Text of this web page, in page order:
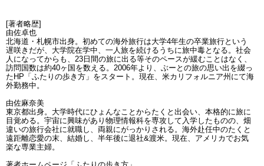
[著者略歴]
由佐卓也
北海道・札幌市出身。初めての海外旅行は大学4年生の卒業旅行という
遅咲きだが、大学院在学中、一人旅を続けるうちに旅中毒となる。社会
人になってからも、23日間の旅に出る等そのペースが緩むことはなく、
訪問国数は約40ヶ国を数える。2006年より、ぶーとの旅の思い出を綴っ
たHP「ふたりの歩き方」をスタート。現在、米カリフォルニア州にて海
外勤務中。
由佐麻奈美
東京都出身。大学時代にひょんなことからたくと出会い、本格的に旅に
目覚める。宇宙に興味があり物理情報科を専攻して入学したものの、畑
違いの旅行会社に就職し、両親にがっかりされる。海外赴任中のたくと
遠距離恋愛の末、結婚し、半年後に退社&渡米。現在、アメリカでお気
楽な専業主婦。